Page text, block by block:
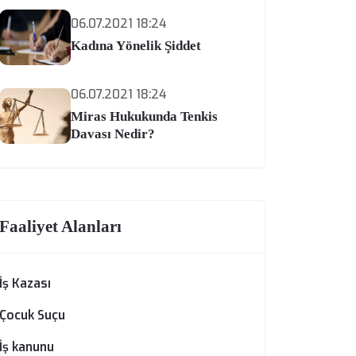
06.07.2021 18:24
Kadına Yönelik Şiddet
06.07.2021 18:24
Miras Hukukunda Tenkis
Davası Nedir?
Alanları
Kazası
Suçu
kanunu